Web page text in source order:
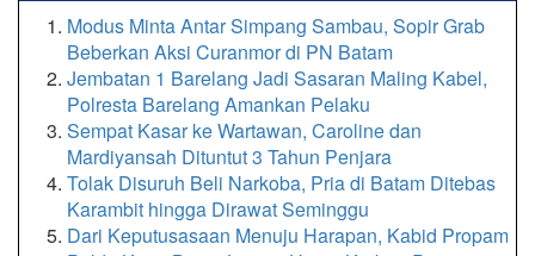
Modus Minta Antar Simpang Sambau, Sopir Grab
Beberkan Aksi Curanmor di PN Batam
Jembatan 1 Barelang Jadi Sasaran Maling Kabel,
Polresta Barelang Amankan Pelaku
Sempat Kasar ke Wartawan, Caroline dan
Mardiyansah Dituntut 3 Tahun Penjara
Tolak Disuruh Beli Narkoba, Pria di Batam Ditebas
Karambit hingga Dirawat Seminggu
Dari Keputusasaan Menuju Harapan, Kabid Propam